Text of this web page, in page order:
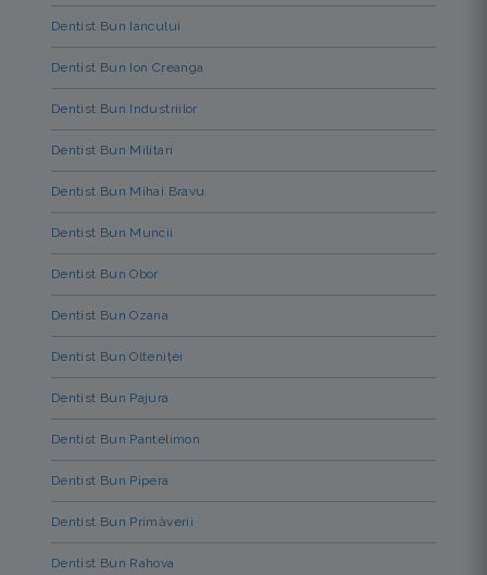
Dentist Bun Iancului
Dentist Bun Ion Creanga
Dentist Bun Industriilor
Dentist Bun Militari
Dentist Bun Mihai Bravu
Dentist Bun Muncii
Dentist Bun Obor
Dentist Bun Ozana
Dentist Bun Olteniței
Dentist Bun Pajura
Dentist Bun Pantelimon
Dentist Bun Pipera
Dentist Bun Primăverii
Dentist Bun Rahova